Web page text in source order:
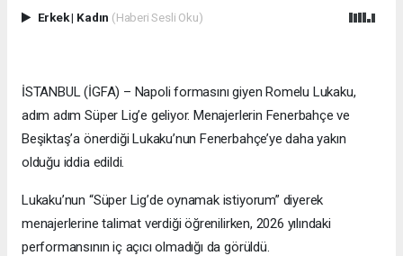
Erkek| Kadın (Haberi Sesli Oku)
İSTANBUL (İGFA) – Napoli formasını giyen Romelu Lukaku,
adım adım Süper Lig’e geliyor. Menajerlerin Fenerbahçe ve
Beşiktaş’a önerdiği Lukaku’nun Fenerbahçe’ye daha yakın
olduğu iddia edildi.
Lukaku’nun “Süper Lig’de oynamak istiyorum” diyerek
menajerlerine talimat verdiği öğrenilirken, 2026 yılındaki
performansının iç açıcı olmadığı da görüldü.